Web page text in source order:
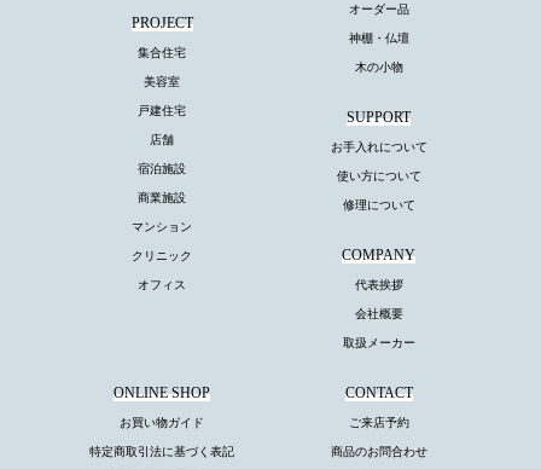
オーダー品
神棚・仏壇
木の小物
PROJECT
集合住宅
美容室
戸建住宅
店舗
宿泊施設
商業施設
マンション
クリニック
オフィス
SUPPORT
お手入れについて
使い方について
修理について
COMPANY
代表挨拶
会社概要
取扱メーカー
CONTACT
ご来店予約
商品のお問合わせ
ONLINE SHOP
お買い物ガイド
特定商取引法に基づく表記